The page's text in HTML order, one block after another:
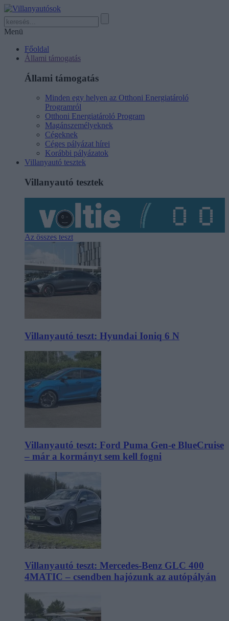
Menü
Főoldal
Állami támogatás
Állami támogatás
Minden egy helyen az Otthoni Energiatároló
Programról
Otthoni Energiatároló Program
Magánszemélyeknek
Cégeknek
Céges pályázat hírei
Korábbi pályázatok
Villanyautó tesztek
Villanyautó tesztek
Az összes teszt
Villanyautó teszt: Hyundai Ioniq 6 N
Villanyautó teszt: Ford Puma Gen-e BlueCruise
– már a kormányt sem kell fogni
Villanyautó teszt: Mercedes-Benz GLC 400
4MATIC – csendben hajózunk az autópályán